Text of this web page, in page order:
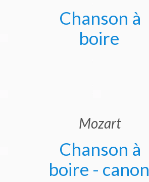
Chanson à
boire
Mozart
Chanson à
boire - canon